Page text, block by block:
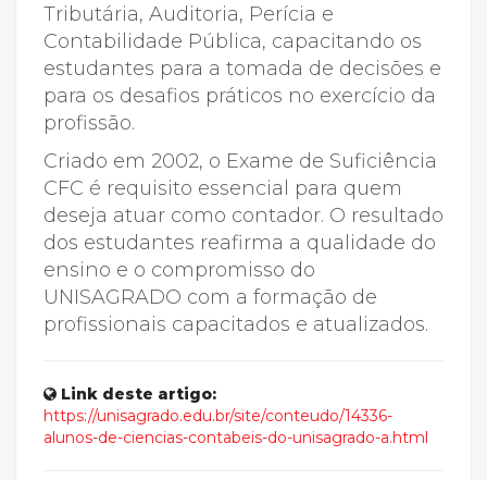
Tributária, Auditoria, Perícia e
Contabilidade Pública, capacitando os
estudantes para a tomada de decisões e
para os desafios práticos no exercício da
profissão.
Criado em 2002, o Exame de Suficiência
CFC é requisito essencial para quem
deseja atuar como contador. O resultado
dos estudantes reafirma a qualidade do
ensino e o compromisso do
UNISAGRADO com a formação de
profissionais capacitados e atualizados.
Link deste artigo:
https://unisagrado.edu.br/site/conteudo/14336-
alunos-de-ciencias-contabeis-do-unisagrado-a.html